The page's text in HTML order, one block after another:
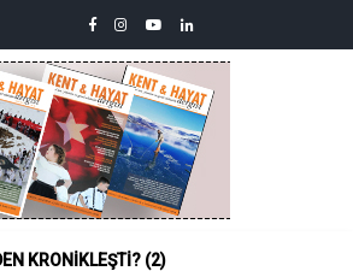
facebook
instagram
youtubelinkedin
ve
KRONIKLEŞTI? (2)